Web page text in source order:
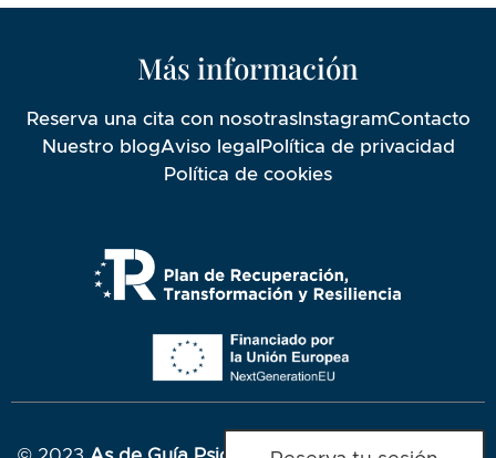
Más información
Reserva una cita con nosotrasInstagramContacto
Nuestro blogAviso legal Política de privacidad
Política de cookies